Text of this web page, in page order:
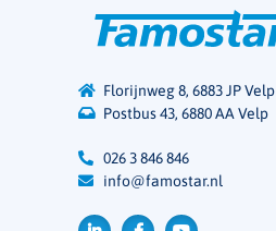
Florijnweg 8, 6883 JP Velp
Postbus 43, 6880 AA Velp
026 3 846 846
info@famostar.nl